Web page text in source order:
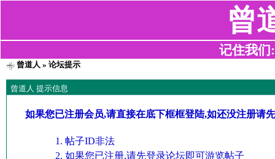
曾
记住我们
曾道人 » 论坛提示
曾道人 提示信息
如果您已注册会员,请直接在底下框框登陆,如还没注册请
帖子ID非法
如果您已注册,请先登录论坛即可游览帖子